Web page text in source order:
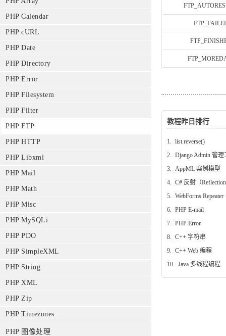
PHP Calendar
PHP cURL
PHP Date
PHP Directory
PHP Error
PHP Filesystem
PHP Filter
PHP FTP
PHP HTTP
PHP Libxml
PHP Mail
PHP Math
PHP Misc
PHP MySQLi
PHP PDO
PHP SimpleXML
PHP String
PHP XML
PHP Zip
PHP Timezones
PHP 图像处理
教程昨日排行
1.
list.reverse()
2.
Django Admin 管理
3.
AppML 案例模型
4.
C# 反射（
5.
WebForms Repeater
6.
PHP E-mail
7.
PHP Error
8.
C++ 字符串
9.
C++ Web 编程
10.
Java 多线程编程